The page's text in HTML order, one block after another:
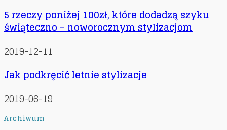
5 rzeczy poniżej 100zł, które dodadzą szyku
świąteczno – noworocznym stylizacjom
2019-12-11
Jak podkręcić letnie stylizacje
2019-06-19
Archiwum